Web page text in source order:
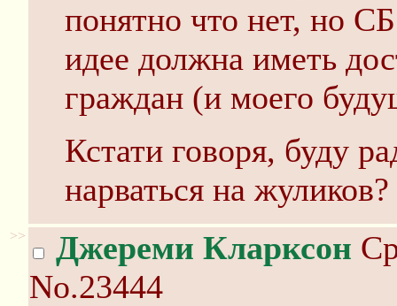
понятно что нет, но
идее должна иметь
граждан (и моего
Кстати говоря, буду
нарваться на жуликов?
>> Джереми Кларксон
No.23444